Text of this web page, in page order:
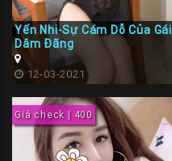
Miền
Bắc
Thành
Viên
Yến Nhi-Sự Cám Dỗ Của Gái
Dâm Đãng
12-03-2021
Giá check | 400